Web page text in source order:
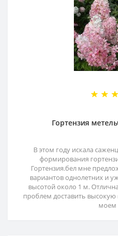
Гортензия
В этом году искала
формирования
Гортензия.бел мне
вариантов однолетних и
высотой около 1 м.
проблем доставить высокую
моем